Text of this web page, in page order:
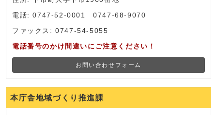
電話: 0747-52-0001 0747-68-9070
ファックス: 0747-54-5055
電話番号のかけ間違いにご注意ください！
お問い合わせフォーム
本庁舎地域づくり推進課